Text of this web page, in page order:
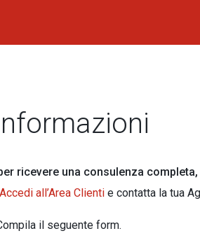
ricevere una consulenza
Accedi all’Area Clienti e contatta la tua
il seguente form.